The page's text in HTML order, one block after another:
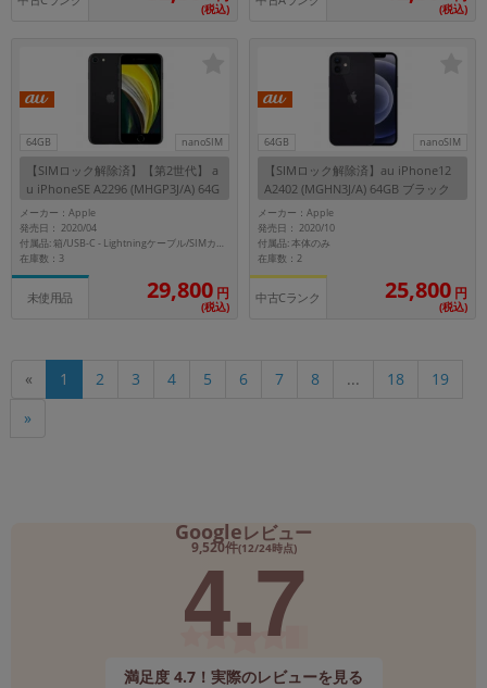
(税込) (税込)
64GB nanoSIM
【SIMロック解除済】【第2世代】 a
u iPhoneSE A2296 (MHGP3J/A) 64G
B ブラック
メーカー：Apple
発売日： 2020/04
付属品: 箱/USB-C - Lightningケーブル/SIMカードツール/マニュアル
在庫数：3
未使用品 29,800 円
(税込)
64GB nanoSIM
【SIMロック解除済】au iPhone12
A2402 (MGHN3J/A) 64GB ブラック
メーカー：Apple
発売日： 2020/10
付属品: 本体のみ
在庫数：2
中古Cランク 25,800 円
(税込)
« 1 2 3 4 5 6 7 8 ... 18 19
»
Googleレビュー
9,520件(12/24時点)
4.7
満足度 4.7！実際のレビューを見る